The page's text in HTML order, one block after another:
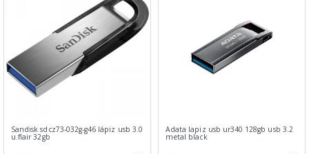
Sandisk sdcz73-032g-g46 lápiz usb 3.0
u.flair 32gb
Adata lapiz usb ur340 128gb usb 3.2
metal black